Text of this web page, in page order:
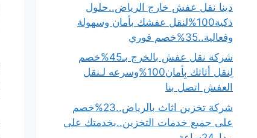
دينا نقل عفش خارج الرياض..حلول
ذكية100%لنقل عفشك بأمان وسهولة
وفعالية..35%خصم فوري
شركة نقل عفش بالخرج بـ45%خصم
لِنقل أثاثك بِأمان100%وسرعه لـنقل
العفش اتصل بنا
شركة تخزين اثاث بالرياض..23%خصم
على جميع خدمات التخزين..بخدمتك على